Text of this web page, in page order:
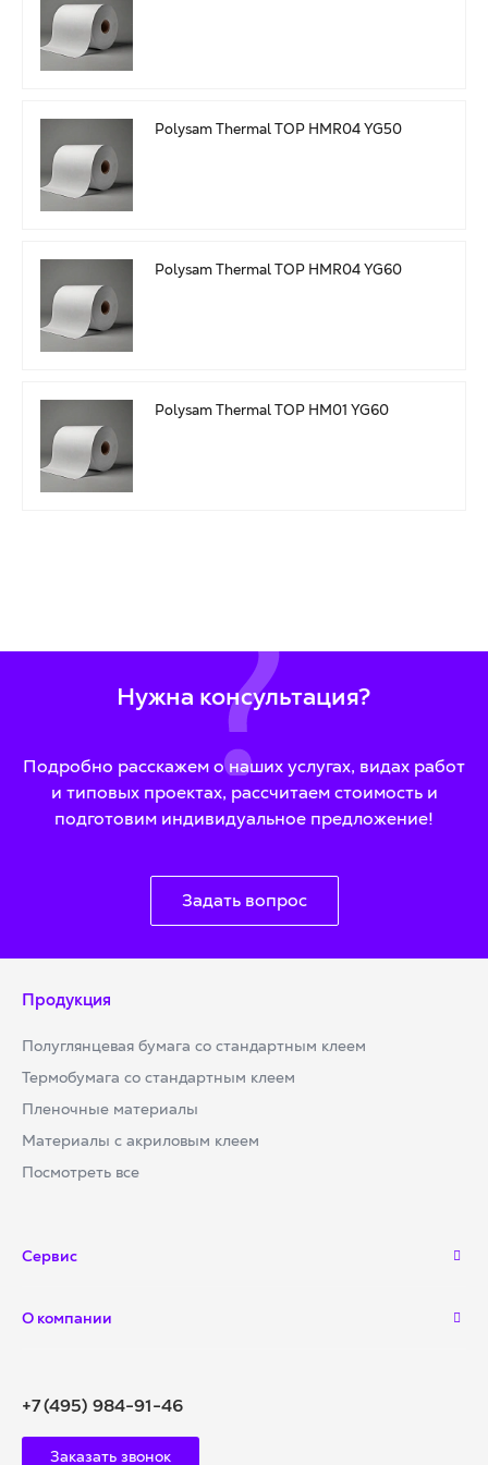
Polysam Thermal TOP HMR04 YG50
Polysam Thermal TOP HMR04 YG60
Polysam Thermal TOP HM01 YG60
Нужна консультация?
Подробно расскажем о наших услугах, видах работ
и типовых проектах, рассчитаем стоимость и
подготовим индивидуальное предложение!
Задать вопрос
Продукция
Полуглянцевая бумага со стандартным клеем
Термобумага со стандартным клеем
Пленочные материалы
Материалы с акриловым клеем
Посмотреть все
Сервис
О компании
+7 (495) 984-91-46
Заказать звонок